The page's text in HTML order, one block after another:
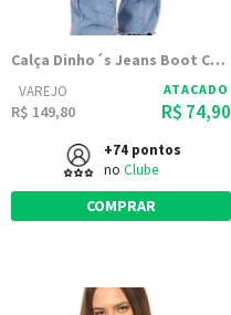
Calça Dinho´s Jeans Boot Cut Skay
VAREJO
R$ 149,80
ATACADO
R$ 74,90
+74 pontos
no Clube
COMPRAR